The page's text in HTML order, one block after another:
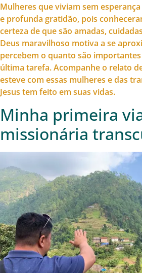
Mulheres que viviam sem
e profunda gratidão, pois
certeza de que são amadas,
Deus maravilhoso motiva a se
percebem o quanto são
última tarefa. Acompanhe o relato
esteve com essas mulheres e das
Jesus tem feito em suas vidas.
Minha primeira
missionária